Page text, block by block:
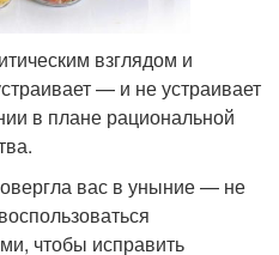
взглядом и
— и не устраивает
в плане рациональной
вас в уныние — не
чтобы исправить